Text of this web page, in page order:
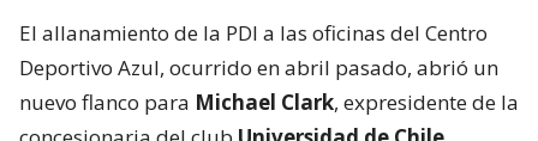
El allanamiento de la PDI a las oficinas del Centro
Deportivo Azul, ocurrido en abril pasado, abrió un
nuevo flanco para Michael Clark, expresidente de la